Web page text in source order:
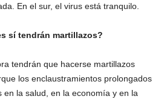
En el sur, el virus está tranquilo.
sí tendrán martillazos?
tendrán que hacerse martillazos
los enclaustramientos prolongados
en la salud, en la economía y en la